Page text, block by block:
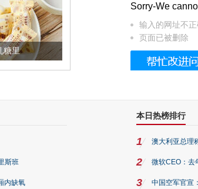
糖里 被列入佛家七宝的它到底有多美？
Sorry-We
输入的网址不正
页面已被删除
斯班
内缺氧
本日热榜排行
1 澳大利亚总理
2 微软CEO：去
3 中国空军官宣